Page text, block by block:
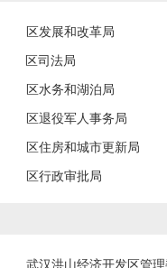
区发展和改革局
区司法局
区水务和湖泊局
区退役军人事务局
区住房和城市更新局
区行政审批局
武汉洪山经济开发区管